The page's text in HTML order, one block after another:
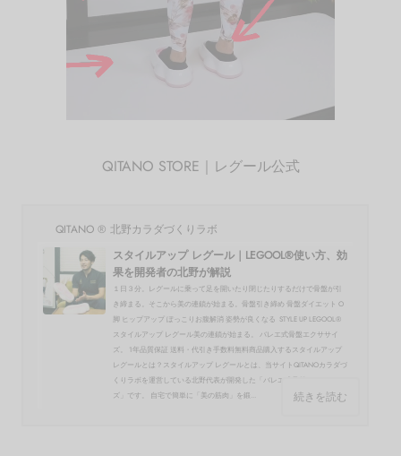
QITANO STORE｜レグール公式
QITANO ® 北野カラダづくりラボ
スタイルアップ レグール｜LEGOOL®使い方、効
果を開発者の北野が解説
１日３分。レグールに乗って足を開いたり閉じたりするだけで骨盤が引
き締まる。そこから美の連鎖が始まる。骨盤引き締め 骨盤ダイエット O
脚 ヒップアップ ぽっこりお腹解消 姿勢が良くなる STYLE UP LEGOOL®
スタイルアップ レグール美の連鎖が始まる。 バレエ式骨盤エクササイ
ズ。 1年品質保証 送料・代引き手数料無料商品購入するスタイルアップ
レグールとは？スタイルアップ レグールとは、当サイトQITANOカラダづ
くりラボを運営している北野代表が開発した「バレエ式骨盤エクササイ
ズ」です。 自宅で簡単に「美の筋肉」を鍛...
続きを読む